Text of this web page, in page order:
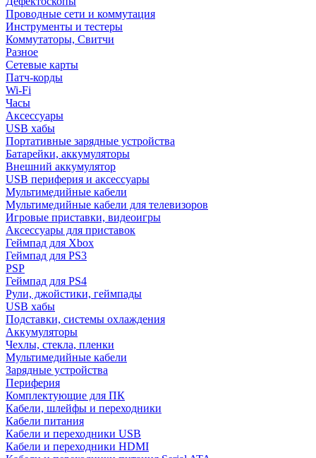
Проводные сети и коммутация
Инструменты и тестеры
Коммутаторы, Свитчи
Разное
Сетевые карты
Патч-корды
Wi-Fi
Часы
Аксессуары
USB хабы
Портативные зарядные устройства
Батарейки, аккумуляторы
Внешний аккумулятор
USB периферия и аксессуары
Мультимедийные кабели
Мультимедийные кабели для телевизоров
Игровые приставки, видеоигры
Аксессуары для приставок
Геймпад для Xbox
Геймпад для PS3
PSP
Геймпад для PS4
Рули, джойстики, геймпады
USB хабы
Подставки, системы охлаждения
Аккумуляторы
Чехлы, стекла, пленки
Мультимедийные кабели
Зарядные устройства
Периферия
Комплектующие для ПК
Кабели, шлейфы и переходники
Кабели питания
Кабели и переходники USB
Кабели и переходники HDMI